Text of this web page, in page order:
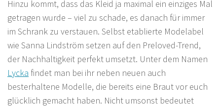
Hinzu kommt, dass das Kleid ja maximal ein einziges Mal
getragen wurde – viel zu schade, es danach für immer
im Schrank zu verstauen. Selbst etablierte Modelabel
wie Sanna Lindström setzen auf den Preloved-Trend,
der Nachhaltigkeit perfekt umsetzt. Unter dem Namen
Lycka findet man bei ihr neben neuen auch
besterhaltene Modelle, die bereits eine Braut vor euch
glücklich gemacht haben. Nicht umsonst bedeutet